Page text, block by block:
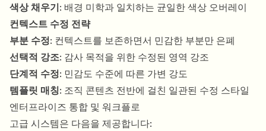
색상 채우기: 배경 미학과 일치하는 균일한 색상 오버레이
컨텍스트 수정 전략
부분 수정: 컨텍스트를 보존하면서 민감한 부분만 은폐
선택적 강조: 감사 목적을 위한 수정된 영역 강조
단계적 수정: 민감도 수준에 따른 가변 강도
템플릿 매칭: 조직 콘텐츠 전반에 걸친 일관된 수정 스타일
엔터프라이즈 통합 및 워크플로
고급 시스템은 다음을 제공합니다: